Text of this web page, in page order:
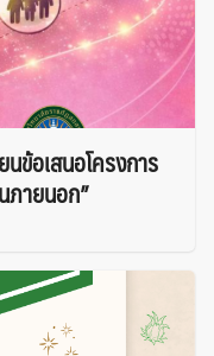
นข้อเสนอโครงการ
ายนอก”